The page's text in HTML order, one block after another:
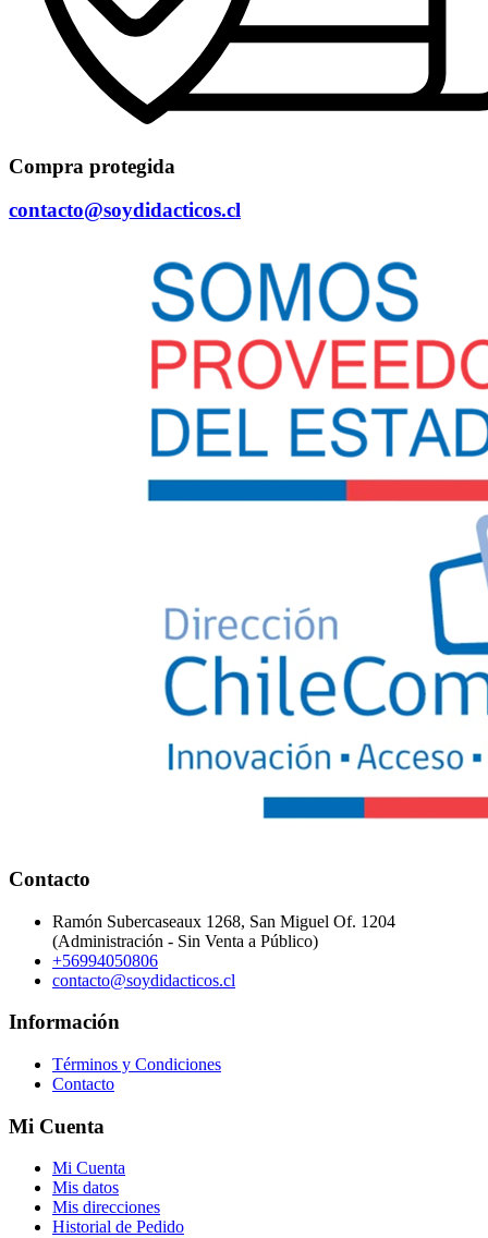
Compra protegida
contacto@soydidacticos.cl
Contacto
Ramón Subercaseaux 1268, San Miguel Of. 1204
(Administración - Sin Venta a Público)
+56994050806
contacto@soydidacticos.cl
Información
Términos y Condiciones
Contacto
Mi Cuenta
Mi Cuenta
Mis datos
Mis direcciones
Historial de Pedido